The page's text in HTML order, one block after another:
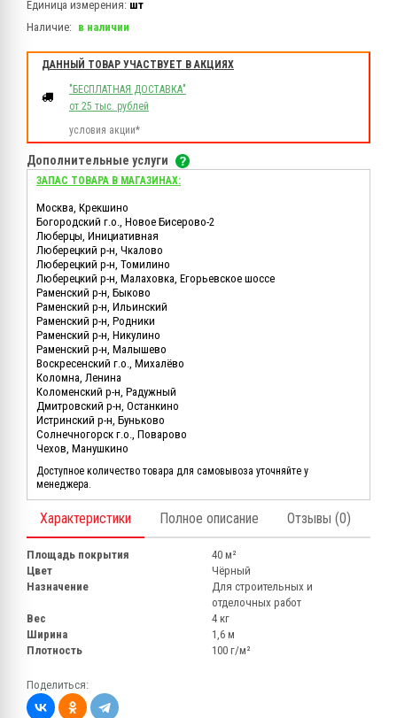
Единица измерения: шт
Наличие: в наличии
ДАННЫЙ ТОВАР УЧАСТВУЕТ В АКЦИЯХ
"БЕСПЛАТНАЯ ДОСТАВКА"
от 25 тыс. рублей
условия акции*
Дополнительные услуги
ЗАПАС ТОВАРА В МАГАЗИНАХ:
Москва, Крекшино
Богородский г.о., Новое Бисерово-2
Люберцы, Инициативная
Люберецкий р-н, Чкалово
Люберецкий р-н, Томилино
Люберецкий р-н, Малаховка, Егорьевское шоссе
Раменский р-н, Быково
Раменский р-н, Ильинский
Раменский р-н, Родники
Раменский р-н, Никулино
Раменский р-н, Малышево
Воскресенский г.о., Михалёво
Коломна, Ленина
Коломенский р-н, Радужный
Дмитровский р-н, Останкино
Истринский р-н, Буньково
Солнечногорск г.о., Поварово
Чехов, Манушкино
Доступное количество товара для самовывоза уточняйте у
менеджера.
Характеристики Полное описание Отзывы (0)
Площадь покрытия
40 м²
Цвет
Чёрный
Назначение
Для строительных и
отделочных работ
Вес
4 кг
Ширина
1,6 м
Плотность
100 г/м²
Поделиться: